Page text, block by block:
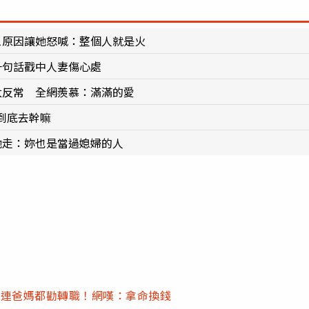
因讓她怒喊：整個人就是火
話戳中人妻傷心處
反常 全網羨慕：滿滿的愛
底去幹嘛
：妳也是當過媳婦的人
爸媽都勸轉職！網嘆：拿命換錢